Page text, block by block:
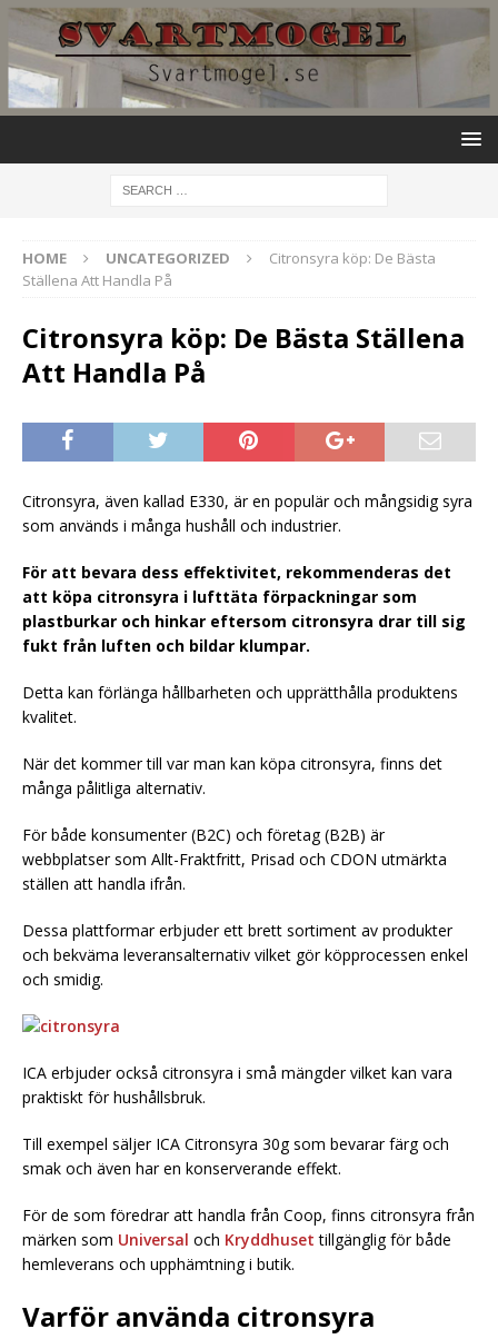
HOME UNCATEGORIZED
Citronsyra köp: De Bästa
Ställena Att Handla På
Citronsyra köp: De Bästa Ställena
Att Handla På
Citronsyra, även kallad E330, är en populär och mångsidig syra
som används i många hushåll och industrier.
För att bevara dess effektivitet, rekommenderas det
att köpa citronsyra i lufttäta förpackningar som
plastburkar och hinkar eftersom citronsyra drar till sig
fukt från luften och bildar klumpar.
Detta kan förlänga hållbarheten och upprätthålla produktens
kvalitet.
När det kommer till var man kan köpa citronsyra, finns det
många pålitliga alternativ.
För både konsumenter (B2C) och företag (B2B) är
webbplatser som Allt-Fraktfritt, Prisad och CDON utmärkta
ställen att handla ifrån.
Dessa plattformar erbjuder ett brett sortiment av produkter
och bekväma leveransalternativ vilket gör köpprocessen enkel
och smidig.
ICA erbjuder också citronsyra i små mängder vilket kan vara
praktiskt för hushållsbruk.
Till exempel säljer ICA Citronsyra 30g som bevarar färg och
smak och även har en konserverande effekt.
För de som föredrar att handla från Coop, finns citronsyra från
märken som Universal och Kryddhuset tillgänglig för både
hemleverans och upphämtning i butik.
Varför använda citronsyra